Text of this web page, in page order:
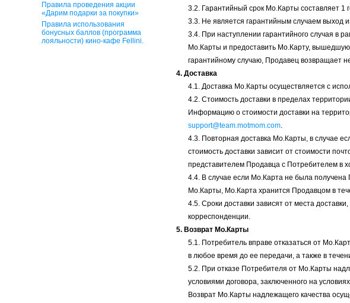
Правила проведения акции
«Дарим подарки за покупки»
Правила использования
бонусных баллов (программа
лояльности) кино-кафе Fellini.
3.2. Гарантийный срок Мо.Карты составляет
3.3. Не является гарантийным случаем выход
3.4. При наступлении гарантийного случая в
Мо.Карты и предоставить Мо.Карту, вышедшую
гарантийному случаю, Продавец возвращает
4. Доставка
4.1. Доставка Мо.Карты осуществляется с
4.2. Стоимость доставки в пределах
Информацию о стоимости доставки на
support@team.motmom.com.
4.3. Повторная доставка Мо.Карты, в случае
стоимость доставки зависит от стоимости
представителем Продавца с Потребителем в
4.4. В случае если Мо.Карта не была
Мо.Карты, Мо.Карта хранится Продавцом в
4.5. Сроки доставки зависят от места
корреспонденции.
5. Возврат Мо.Карты
5.1. Потребитель вправе отказаться от
в любое время до ее передачи, а также в
5.2. При отказе Потребителя от Мо.Карты
условиями договора, заключенного на
Возврат Мо.Карты надлежащего качества